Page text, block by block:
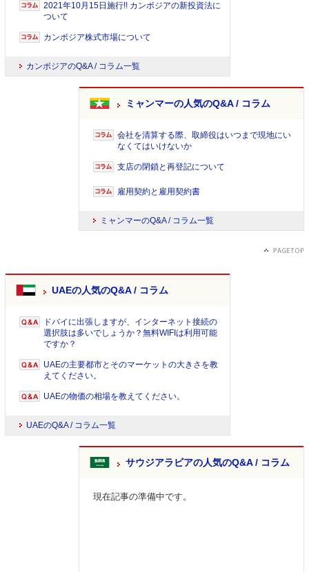
2021年10月15日施行!! カンボジアの新投資法に
ついて
カンボジア株式市場について
カンボジアのQ&A / コラム一覧
ミャンマーの人気のQ&A / コラム
会社を清算する際、取締役はいつまで現地にい
なくてはいけないか
支店の閉鎖と再登記について
雇用契約と雇用契約書
ミャンマーのQ&A / コラム一覧
UAEの人気のQ&A / コラム
ドバイに出張しますが、インターネット接続の
選択肢は多いでしょうか？無料WIFIは利用可能
ですか？
UAEの主要都市とそのマーケットの大きさを教
えてください。
UAEの物価の相場を教えてください。
UAEのQ&A / コラム一覧
サウジアラビアの人気のQ&A / コラム
現在記事の準備中です。